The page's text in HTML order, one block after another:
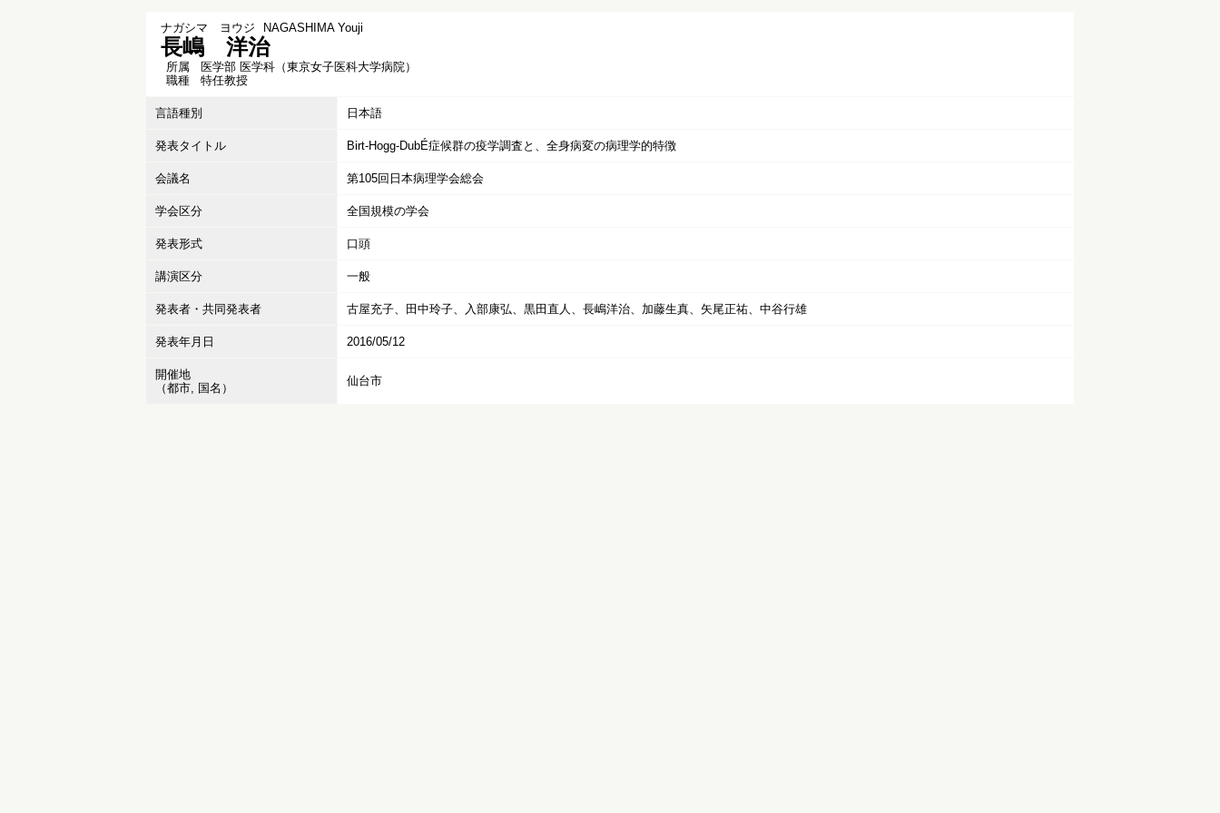
ナガシマ ヨウジ NAGASHIMA Youji
長嶋 洋治
所属
医学部 医学科（東京女子医科大学病院）
職種
特任教授
言語種別 日本語
発表タイトル Birt-Hogg-DubÉ症候群の疫学調査と、全身病変の病理学的特徴
会議名 第105回日本病理学会総会
学会区分 全国規模の学会
発表形式 口頭
講演区分 一般
発表者・共同発表者 古屋充子、田中玲子、入部康弘、黒田直人、長嶋洋治、加藤生真、矢尾正祐、中谷行雄
発表年月日 2016/05/12
開催地
（都市, 国名）
仙台市